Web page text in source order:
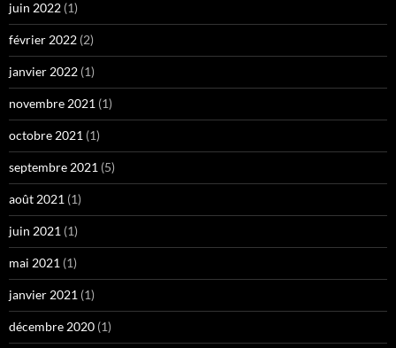
juin 2022 (1)
février 2022 (2)
janvier 2022 (1)
novembre 2021 (1)
octobre 2021 (1)
septembre 2021 (5)
août 2021 (1)
juin 2021 (1)
mai 2021 (1)
janvier 2021 (1)
décembre 2020 (1)